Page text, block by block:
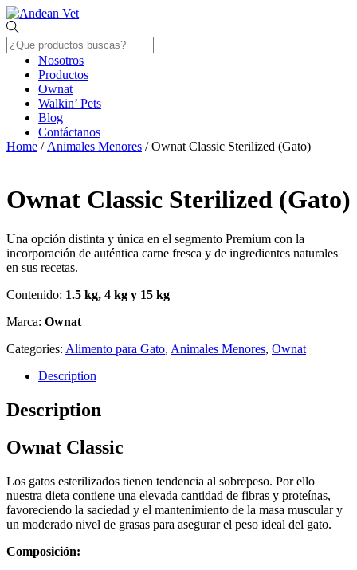
Skip
to
content
Menu
Nosotros
Productos
Ownat
Walkin’ Pets
Blog
Contáctanos
Close
Home / Animales Menores / Ownat Classic Sterilized (Gato)
Ownat Classic Sterilized (Gato)
Una opción distinta y única en el segmento Premium con la
incorporación de auténtica carne fresca y de ingredientes naturales
en sus recetas.
Contenido: 1.5 kg, 4 kg y 15 kg
Marca: Ownat
Categories: Alimento para Gato, Animales Menores, Ownat
Description
Description
Ownat Classic
Los gatos esterilizados tienen tendencia al sobrepeso. Por ello
nuestra dieta contiene una elevada cantidad de fibras y proteínas,
favoreciendo la saciedad y el mantenimiento de la masa muscular y
un moderado nivel de grasas para asegurar el peso ideal del gato.
Composición: